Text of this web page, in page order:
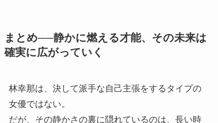
まとめ──静かに燃える才能、その未来は
確実に広がっていく
林幸那は、決して派手な自己主張をするタイプの
女優ではない。
だが、その静かさの裏に隠れているのは、長い時